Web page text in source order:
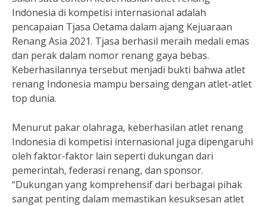
Indonesia di kompetisi internasional adalah
pencapaian Tjasa Oetama dalam ajang Kejuaraan
Renang Asia 2021. Tjasa berhasil meraih medali emas
dan perak dalam nomor renang gaya bebas.
Keberhasilannya tersebut menjadi bukti bahwa atlet
renang Indonesia mampu bersaing dengan atlet-atlet
top dunia.
Menurut pakar olahraga, keberhasilan atlet renang
Indonesia di kompetisi internasional juga dipengaruhi
oleh faktor-faktor lain seperti dukungan dari
pemerintah, federasi renang, dan sponsor.
“Dukungan yang komprehensif dari berbagai pihak
sangat penting dalam memastikan kesuksesan atlet